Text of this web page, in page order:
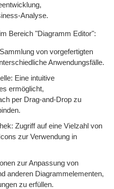
Analyse.
Bereich "Diagramm Editor":
von vorgefertigten
Anwendungsfälle.
Eine intuitive
ermöglicht,
per Drag-and-Drop zu
Zugriff auf eine Vielzahl von
zur Verwendung in
zur Anpassung von
anderen Diagrammelementen,
zu erfüllen.